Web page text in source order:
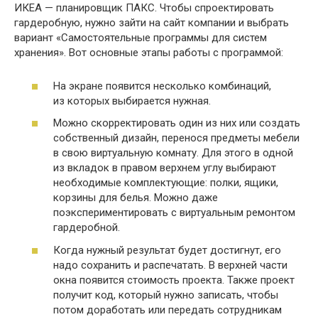
ИКЕА — планировщик ПАКС. Чтобы спроектировать
гардеробную, нужно зайти на сайт компании и выбрать
вариант «Самостоятельные программы для систем
хранения». Вот основные этапы работы с программой:
На экране появится несколько комбинаций,
из которых выбирается нужная.
Можно скорректировать один из них или создать
собственный дизайн, перенося предметы мебели
в свою виртуальную комнату. Для этого в одной
из вкладок в правом верхнем углу выбирают
необходимые комплектующие: полки, ящики,
корзины для белья. Можно даже
поэкспериментировать с виртуальным ремонтом
гардеробной.
Когда нужный результат будет достигнут, его
надо сохранить и распечатать. В верхней части
окна появится стоимость проекта. Также проект
получит код, который нужно записать, чтобы
потом доработать или передать сотрудникам